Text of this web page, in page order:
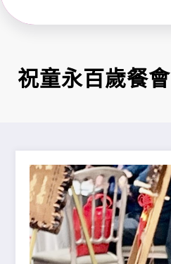
祝童永百歲餐會